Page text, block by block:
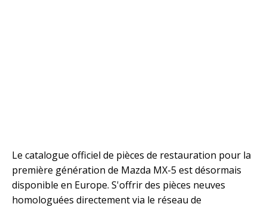
Le catalogue officiel de pièces de restauration pour la
première génération de Mazda MX-5 est désormais
disponible en Europe. S'offrir des pièces neuves
homologuées directement via le réseau de